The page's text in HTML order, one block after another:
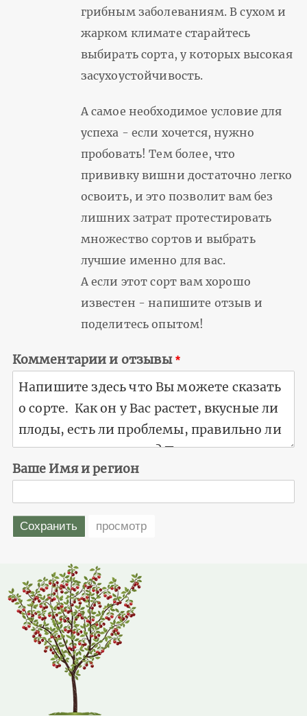
грибным заболеваниям. В сухом и
жарком климате старайтесь
выбирать сорта, у которых высокая
засухоустойчивость.
А самое необходимое условие для
успеха - если хочется, нужно
пробовать! Тем более, что
прививку вишни достаточно легко
освоить, и это позволит вам без
лишних затрат протестировать
множество сортов и выбрать
лучшие именно для вас.
А если этот сорт вам хорошо
известен - напишите отзыв и
поделитесь опытом!
Комментарии и отзывы
Ваше Имя и регион